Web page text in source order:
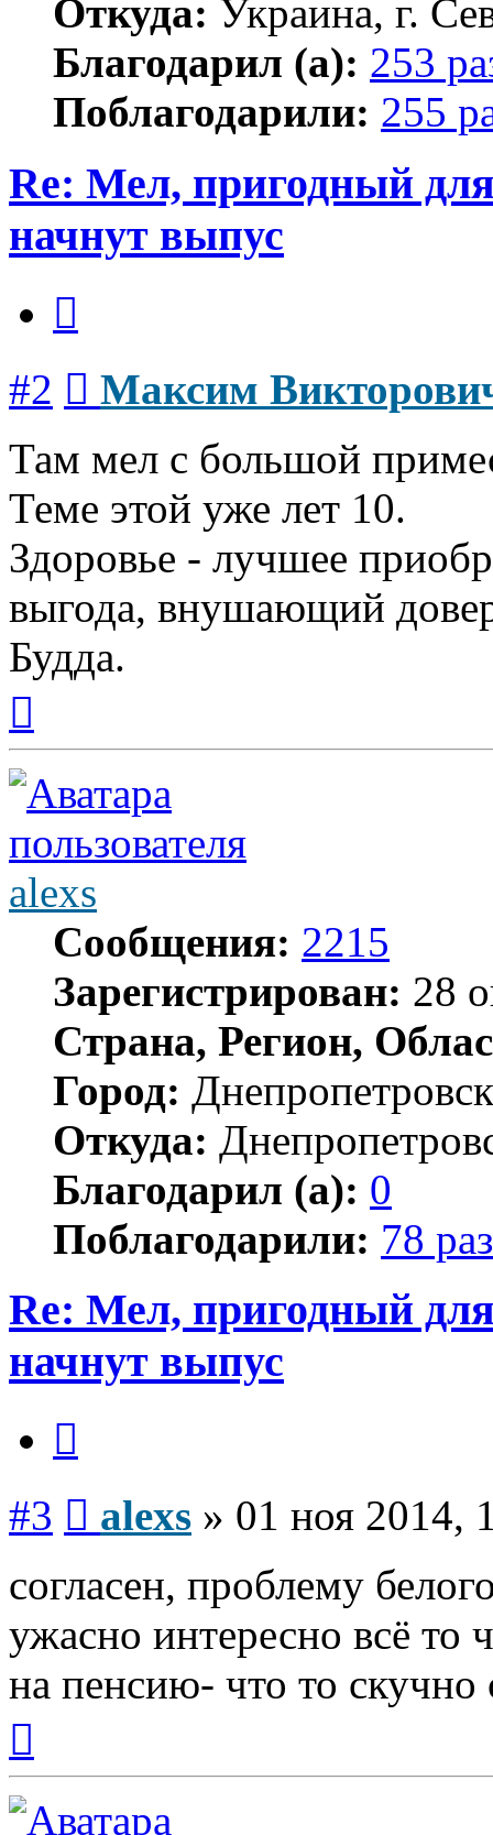
Откуда: Украина, г.
Благодарил (а): 253
Поблагодарили: 255
Re: Мел, пригодный
начнут выпус
#2
Максим
Там мел с большой
Теме этой уже лет 10.
Здоровье - лучшее
выгода, внушающий
Будда.
началу
alexs
Сообщения: 2215
Зарегистрирован: 28
Страна, Регион,
Город: Днепропетровск
Откуда:
Благодарил (а): 0
Поблагодарили: 78 раз
Re: Мел, пригодный
начнут выпус
#3 alexs » 01 ноя 2014,
согласен, проблему
ужасно интересно всё то
на пенсию- что то скучно
началу